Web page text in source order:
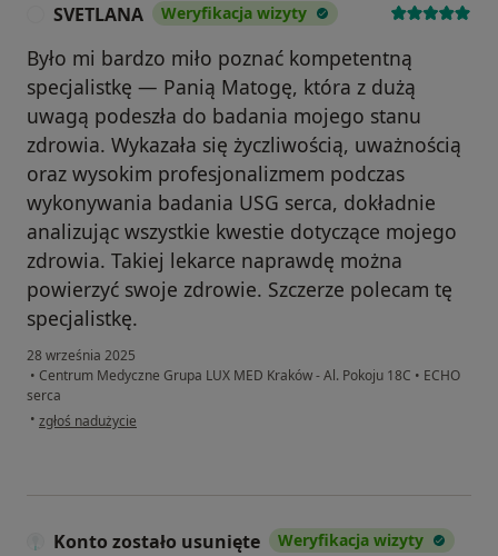
SVETLANA Weryfikacja wizyty
Było mi bardzo miło poznać kompetentną
specjalistkę — Panią Matogę, która z dużą
uwagą podeszła do badania mojego stanu
zdrowia. Wykazała się życzliwością, uważnością
oraz wysokim profesjonalizmem podczas
wykonywania badania USG serca, dokładnie
analizując wszystkie kwestie dotyczące mojego
zdrowia. Takiej lekarce naprawdę można
powierzyć swoje zdrowie. Szczerze polecam tę
specjalistkę.
28 września 2025
• Centrum Medyczne Grupa LUX MED Kraków - Al. Pokoju 18C • ECHO
serca
• w opinii użytkownika SVETLANA
zgłoś nadużycie
Konto zostało usunięte Weryfikacja wizyty